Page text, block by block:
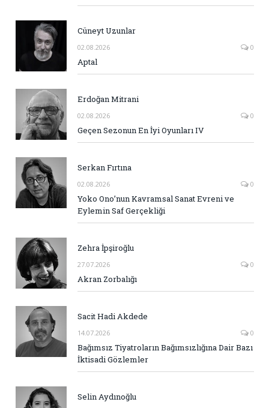
Cüneyt Uzunlar
02.08.2026 0
Aptal
Erdoğan Mitrani
02.08.2026 0
Geçen Sezonun En İyi Oyunları IV
Serkan Fırtına
02.08.2026 0
Yoko Ono’nun Kavramsal Sanat Evreni ve
Eylemin Saf Gerçekliği
Zehra İpşiroğlu
27.07.2026 0
Akran Zorbalığı
Sacit Hadi Akdede
14.07.2026 0
Bağımsız Tiyatroların Bağımsızlığına Dair Bazı
İktisadi Gözlemler
Selin Aydınoğlu